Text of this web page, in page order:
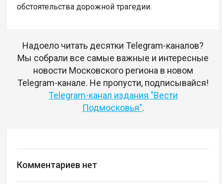
обстоятельства дорожной трагедии.
Надоело читать десятки Telegram-каналов?
Мы собрали все самые важные и интересные
новости Московского региона в новом
Telegram-канале. Не пропусти, подписывайся!
Telegram-канал издания "Вести
Подмосковья".
Комментариев нет